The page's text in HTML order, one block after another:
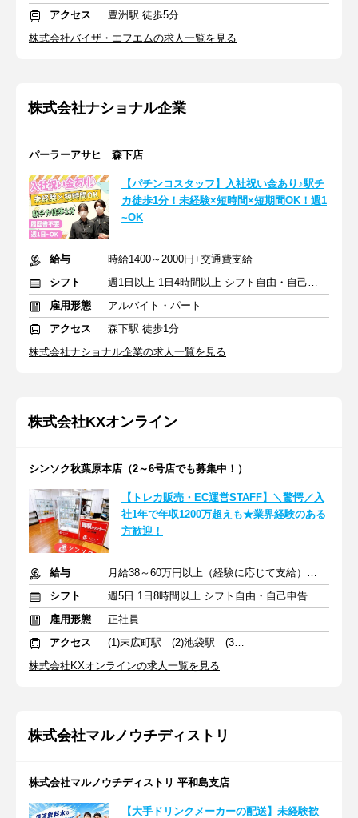
アクセス
豊洲駅 徒歩5分
株式会社バイザ・エフエムの求人一覧を見る
株式会社ナショナル企業
パーラーアサヒ 森下店
【パチンコスタッフ】入社祝い金あり♪駅チ
カ徒歩1分！未経験×短時間×短期間OK！週1
~OK
給与
時給1400～2000円+交通費支給
シフト
週1日以上 1日4時間以上 シフト自由・自己申告
雇用形態
アルバイト・パート
アクセス
森下駅 徒歩1分
株式会社ナショナル企業の求人一覧を見る
株式会社KXオンライン
シンソク秋葉原本店（2～6号店でも募集中！）
【トレカ販売・EC運営STAFF】＼驚愕／入
社1年で年収1200万超えも★業界経験のある
方歓迎！
給与
月給38～60万円以上（経験に応じて支給）＋賞与＋インセンティブ
シフト
週5日 1日8時間以上 シフト自由・自己申告
雇用形態
正社員
アクセス
(1)末広町駅 (2)池袋駅 (3)木場駅
株式会社KXオンラインの求人一覧を見る
株式会社マルノウチディストリ
株式会社マルノウチディストリ 平和島支店
【大手ドリンクメーカーの配送】未経験歓